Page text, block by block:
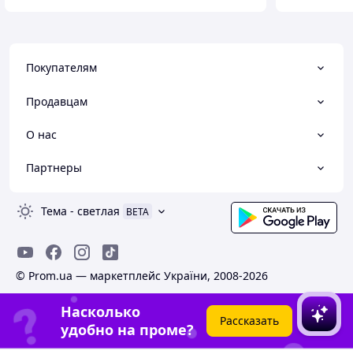
Покупателям
Продавцам
О нас
Партнеры
Тема - светлая BETA
© Prom.ua — маркетплейс України, 2008-2026
Насколько
удобно на проме?
Рассказать